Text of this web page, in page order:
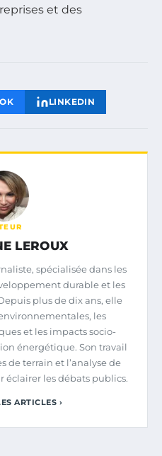
et des
LINKEDIN
LEROUX
spécialisée dans les
durable et les
plus de dix ans, elle
les
et les impacts socio-
énergétique. Son travail
de terrain et l’analyse de
éclairer les débats publics.
ARTICLES ›